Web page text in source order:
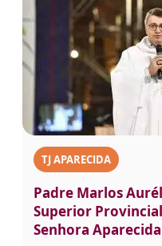
TJ APARECIDA
Padre Marlos
Superior
Senhora Aparecida